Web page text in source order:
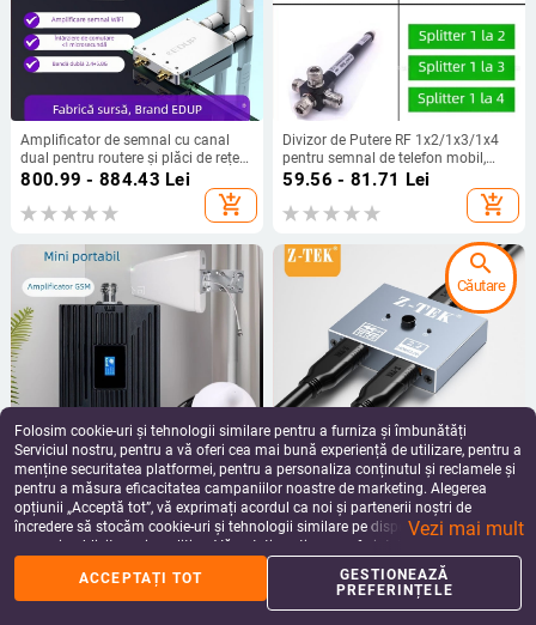
Amplificator de semnal cu canal
dual pentru routere și plăci de rețea,
2,4/5,8 GHz, ieșire 4W, compatibil
800.99 - 884.43 Lei
add_shopping_cart
Divizor de Putere RF 1x2/1x3/1x4
pentru semnal de telefon mobil,
700-2700 MHz, OEM
59.56 - 81.71 Lei
add_shopping_cart
CDX-60 Amplificator de semnal
GSM 900MHz pentru hoteluri, clădiri
dense, supermarketuri și subsoluri
234.05 - 596.61Lei
add_shopping_cart
Comutator HDMI 2/3/4 în 1 ieșire,
suportă semnale HD, modele
ZY447/ZY448/ZY449, Z-TEK
105.69 - 232.62Lei
add_shopping_cart
Folosim cookie-uri și tehnologii similare pentru a furniza și îmbunătăți
Serviciul nostru, pentru a vă oferi cea mai bună experiență de utilizare, pentru a
menține securitatea platformei, pentru a personaliza conținutul și reclamele și
pentru a măsura eficacitatea campaniilor noastre de marketing. Alegerea
opțiunii „Acceptă tot”, vă exprimați acordul ca noi și partenerii noștri de
încredere să stocăm cookie-uri și tehnologii similare pe dispozitivul dvs. în
scopuri publicitare și analitice. Vă puteți gestiona preferințele în orice moment
făcând clic pe „Gestionează preferințele”. Pentru mai multe informații, vă
rugăm să consultațiPolitica noastră de confidențialitate.
Vezi mai mult
ACCEPTAȚI TOT
GESTIONEAZĂ
PREFERINȚELE
search
Căutare